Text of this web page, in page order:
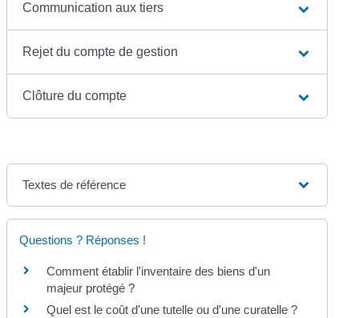
Communication aux tiers
Rejet du compte de gestion
Clôture du compte
Textes de référence
Questions ? Réponses !
Comment établir l'inventaire des biens d'un
majeur protégé ?
Quel est le coût d'une tutelle ou d'une curatelle ?